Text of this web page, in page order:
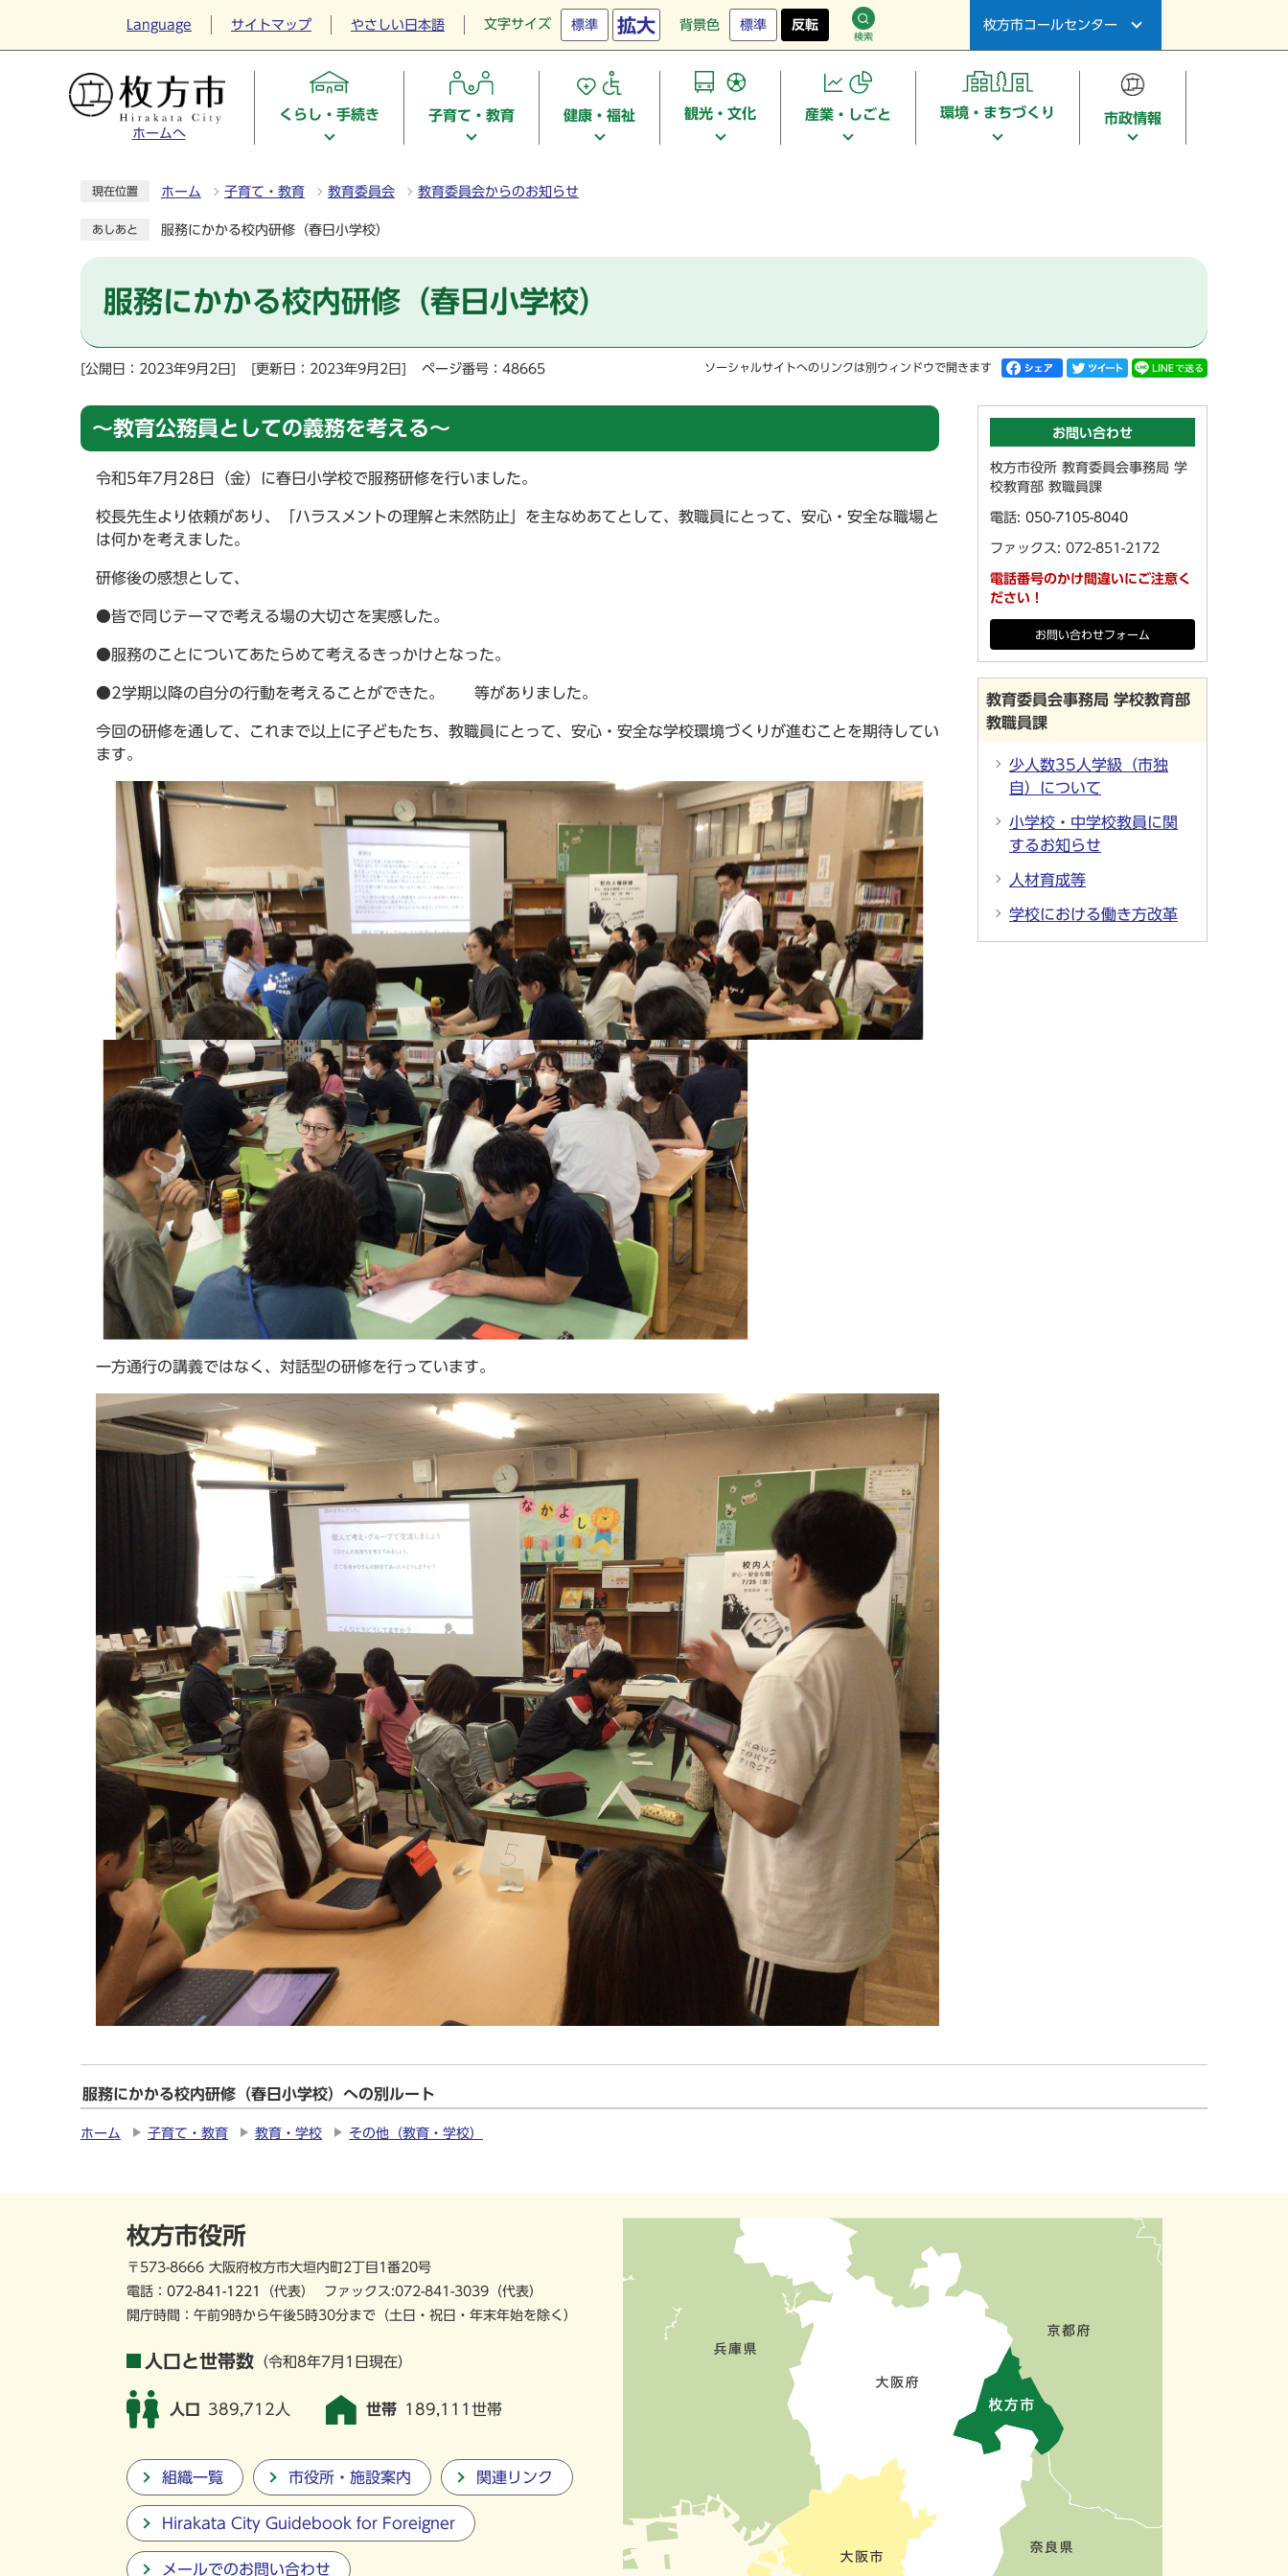
Language サイトマップ やさしい日本語 文字サイズ 標準 拡大 背景色 標準 反転
検索
枚方市コールセンター
ホームへ
くらし・手続き 子育て・教育 健康・福祉 観光・文化 産業・しごと 環境・まちづくり 市政情報
現在位置 ホーム 子育て・教育 教育委員会 教育委員会からのお知らせ
あしあと 服務にかかる校内研修（春日小学校）
服務にかかる校内研修（春日小学校）
[公開日：2023年9月2日] [更新日：2023年9月2日] ページ番号：48665 ソーシャルサイトへのリンクは別ウィンドウで開きます
～教育公務員としての義務を考える～
令和5年7月28日（金）に春日小学校で服務研修を行いました。
校長先生より依頼があり、「ハラスメントの理解と未然防止」を主なめあてとして、教職員にとって、安心・安全な職場と
は何かを考えました。
研修後の感想として、
●皆で同じテーマで考える場の大切さを実感した。
●服務のことについてあたらめて考えるきっかけとなった。
●2学期以降の自分の行動を考えることができた。 等がありました。
今回の研修を通して、これまで以上に子どもたち、教職員にとって、安心・安全な学校環境づくりが進むことを期待してい
ます。
一方通行の講義ではなく、対話型の研修を行っています。
お問い合わせ
枚方市役所 教育委員会事務局 学
校教育部 教職員課
電話: 050-7105-8040
ファックス: 072-851-2172
電話番号のかけ間違いにご注意く
ださい！
お問い合わせフォーム
教育委員会事務局 学校教育部
教職員課
少人数35人学級（市独
自）について
小学校・中学校教員に関
するお知らせ
人材育成等
学校における働き方改革
服務にかかる校内研修（春日小学校）への別ルート
ホーム 子育て・教育 教育・学校 その他（教育・学校）
枚方市役所
〒573-8666 大阪府枚方市大垣内町2丁目1番20号
電話： 072-841-1221 （代表） ファックス:072-841-3039（代表）
開庁時間：午前9時から午後5時30分まで （土日・祝日・年末年始を除く）
人口と世帯数 （令和8年7月1日現在）
人口 389,712人 世帯 189,111世帯
組織一覧 市役所・施設案内 関連リンク
Hirakata City Guidebook for Foreigner
メールでのお問い合わせ